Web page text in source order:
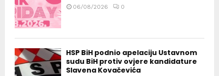
06/08/2026 0
HSP BiH podnio apelaciju Ustavnom
sudu BiH protiv ovjere kandidature
Slavena Kovačevića